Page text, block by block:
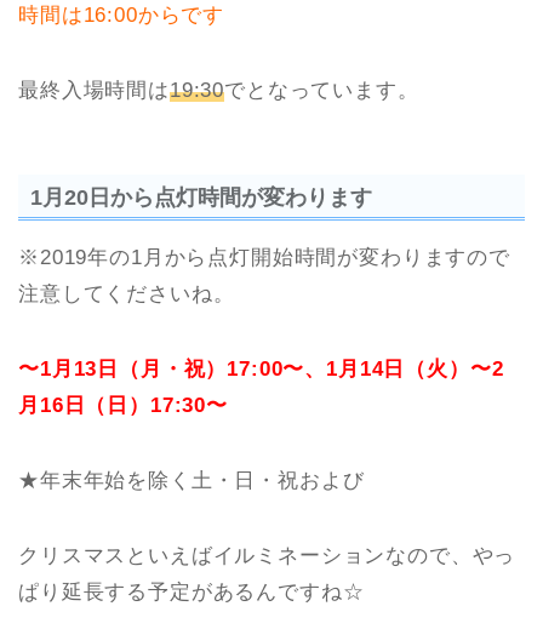
時間は16:00からです
最終入場時間は19:30でとなっています。
1月20日から点灯時間が変わります
※2019年の1月から点灯開始時間が変わりますので
注意してくださいね。
〜1月13日（月・祝）17:00〜、1月14日（火）〜2
月16日（日）17:30〜
★年末年始を除く土・日・祝および
クリスマスといえばイルミネーションなので、やっ
ぱり延長する予定があるんですね☆